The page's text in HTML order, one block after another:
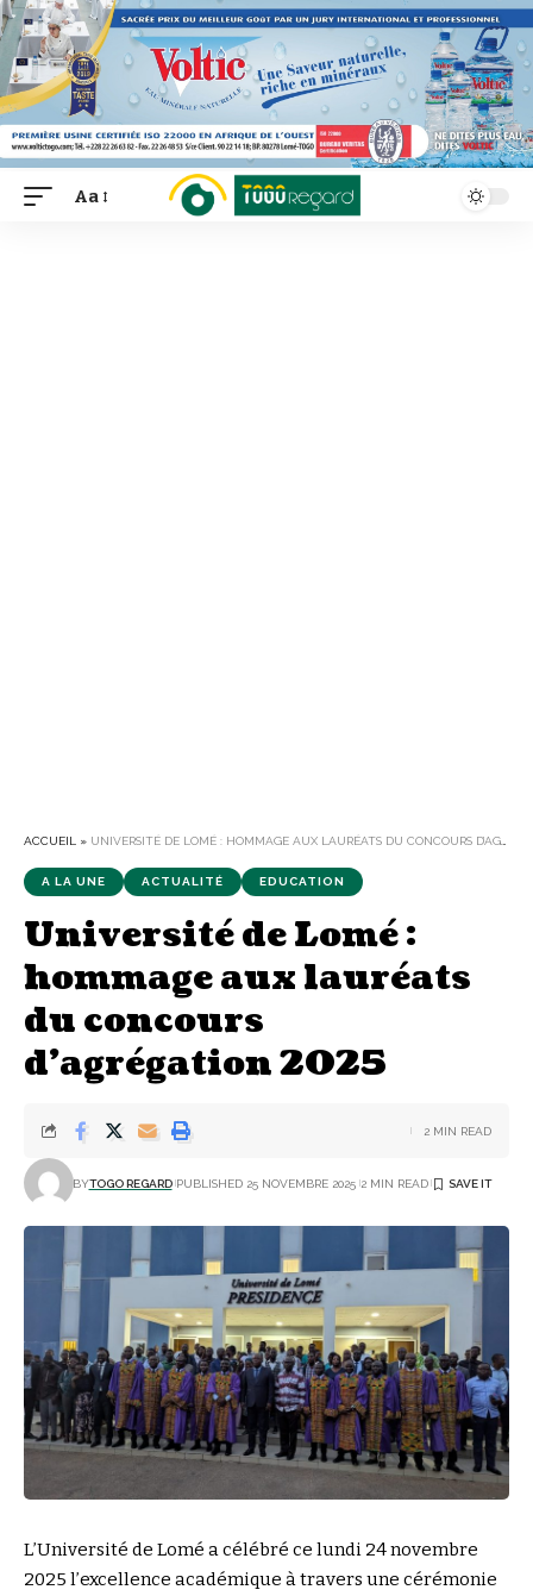
Font
Aa
ACCUEIL » UNIVERSITÉ DE LOMÉ : HOMMAGE AUX LAURÉATS DU CONCOURS D’AGRÉGATION 2025
A LA UNE ACTUALITÉ EDUCATION
Université de Lomé :
hommage aux lauréats
du concours
d’agrégation 2025
BYTOGO REGARD PUBLISHED 25 NOVEMBRE 2025 2 MIN READ
2 MIN READ
L’Université de Lomé a célébré ce lundi 24 novembre
2025 l’excellence académique à travers une cérémonie